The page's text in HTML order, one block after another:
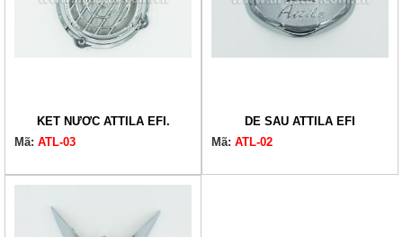
KÉT NƯỚC ATTILA EFI.
Mã: ATL-03
DÈ SAU ATTILA EFI
Mã: ATL-02